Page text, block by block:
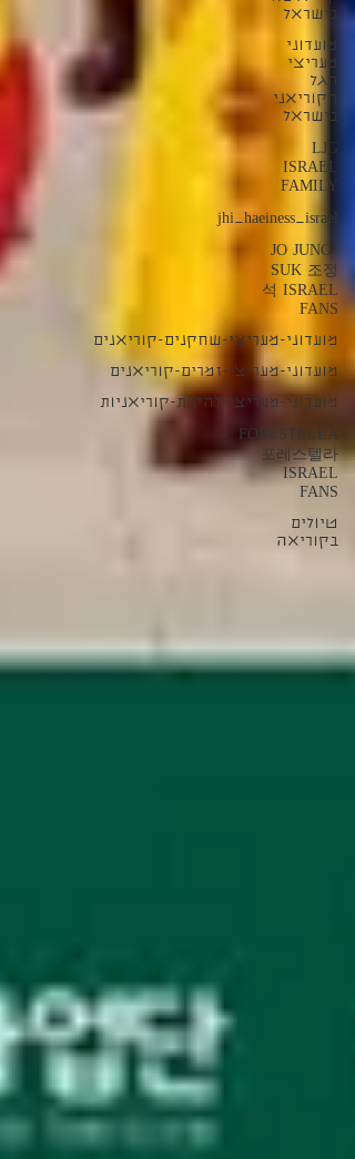
בישראל
מועדוני
מעריצי
הגל
הקוריאני
בישראל
LJG
ISRAEL
FAMILY
jhi_haeiness_israel
JO JUNG-
SUK 조정
석 ISRAEL
FANS
מועדוני-מעריצי-שחקנים-קוריאנים
מועדוני-מעריצי-זמרים-קוריאנים
מועדוני-מעריצי-להקות-קוריאניות
FORESTELLA
포레스텔라
ISRAEL
FANS
טיולים
בקוריאה